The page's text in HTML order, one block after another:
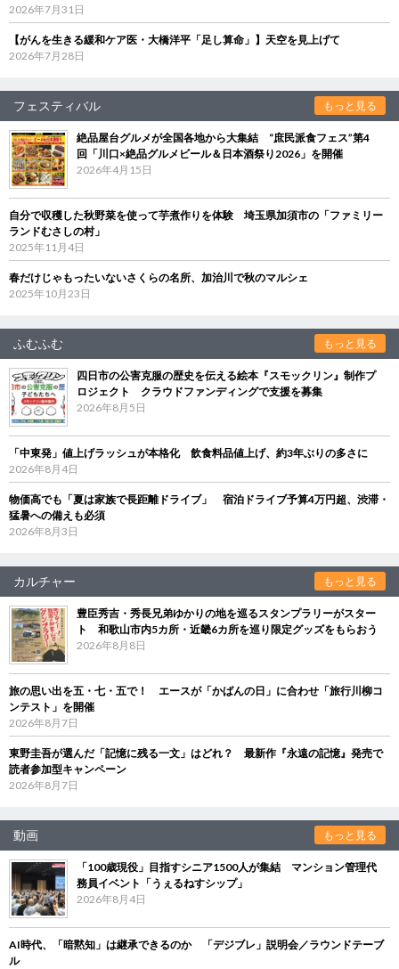
2026年7月31日
【がんを生きる緩和ケア医・大橋洋平「足し算命」】天空を見上げて
2026年7月28日
フェスティバル もっと見る
絶品屋台グルメが全国各地から大集結 “庶民派食フェス”第4
回「川口×絶品グルメビール＆日本酒祭り2026」を開催
2026年4月15日
自分で収穫した秋野菜を使って芋煮作りを体験 埼玉県加須市の「ファミリー
ランドむさしの村」
2025年11月4日
春だけじゃもったいないさくらの名所、加治川で秋のマルシェ
2025年10月23日
ふむふむ もっと見る
四日市の公害克服の歴史を伝える絵本『スモックリン』制作プ
ロジェクト クラウドファンディングで支援を募集
2026年8月5日
「中東発」値上げラッシュが本格化 飲食料品値上げ、約3年ぶりの多さに
2026年8月4日
物価高でも「夏は家族で長距離ドライブ」 宿泊ドライブ予算4万円超、渋滞・
猛暑への備えも必須
2026年8月3日
カルチャー もっと見る
豊臣秀吉・秀長兄弟ゆかりの地を巡るスタンプラリーがスター
ト 和歌山市内5カ所・近畿6カ所を巡り限定グッズをもらおう
2026年8月8日
旅の思い出を五・七・五で！ エースが「かばんの日」に合わせ「旅行川柳コ
ンテスト」を開催
2026年8月7日
東野圭吾が選んだ「記憶に残る一文」はどれ？ 最新作『永遠の記憶』発売で
読者参加型キャンペーン
2026年8月7日
動画 もっと見る
「100歳現役」目指すシニア1500人が集結 マンション管理代
務員イベント「うぇるねすシップ」
2026年8月4日
AI時代、「暗黙知」は継承できるのか 「デジブレ」説明会／ラウンドテーブ
ル